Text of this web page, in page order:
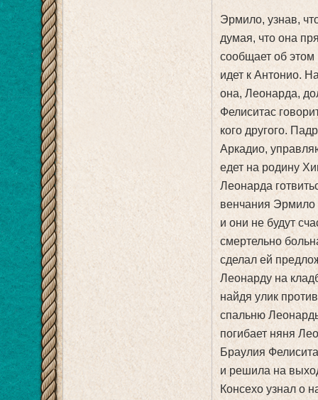
Эрмило, узнав,
думая, что она
сообщает об
идет к Антонио.
она, Леонарда,
Фелиситас
кого другого.
Аркадио,
едет на родину
Леонарда
венчания Эрмило
и они не будут
смертельно
сделал ей
Леонарду на
найдя улик
спальню
погибает няня
Браулия
и решила на
Консехо узнал о